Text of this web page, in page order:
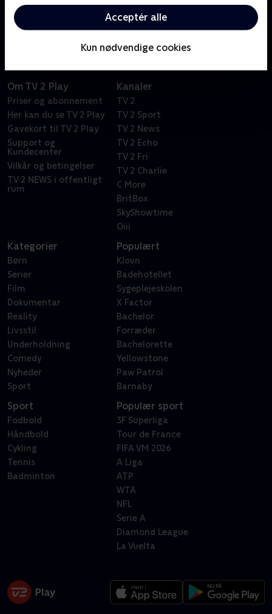
Acceptér alle
Kun nødvendige cookies
Hamiltons første tid i Sverige efter CIA-uddannelsen i
USA.
Om TV 2 Play
Priser og abonnement
Her kan du se TV 2 Play
Gavekort til TV 2 Play
Support og
Kundecenter
Vilkår og betingelser
TV 2 NEWS i offentligt
rum
Kanaler
TV 2
TV 2 Sport
TV 2 News
TV 2 Echo
TV 2 Fri
TV 2 Charlie
C More
BritBox
SkyShowtime
Oiii
Kategorier
Børn
Serier
Film
Dokumentar
Reality
Livsstil
Underholdning
Comedy
Nyheder
Sport
Populært
Klovn
Badehotellet
Sygeplejeskolen
X Factor
Bachelor
Forræder
Bachelorette
Yellowstone
Paw Patrol
Barnaby
Sport
Fodbold
Håndbold
Cykling
Tennis
Badminton
Populær sport
3F Superliga
Tour de France
FIFA VM 2026
A Liga
ATP
WTA
NFL
Serie A
Diamond League
La Vuelta